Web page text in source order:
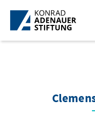
Skip to Main Content